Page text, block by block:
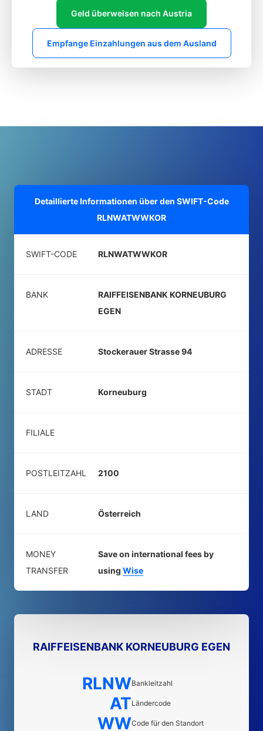
Geld überweisen nach Austria
Empfange Einzahlungen aus dem Ausland
Detaillierte Informationen über den SWIFT-Code
RLNWATWWKOR
SWIFT-CODE RLNWATWWKOR
BANK
RAIFFEISENBANK KORNEUBURG
EGEN
ADRESSE Stockerauer Strasse 94
STADT Korneuburg
FILIALE
POSTLEITZAHL 2100
LAND Österreich
MONEY
TRANSFER
Save on international fees by
using Wise
RAIFFEISENBANK KORNEUBURG EGEN
RLNWBankleitzahl
ATLändercode
WWCode für den Standort